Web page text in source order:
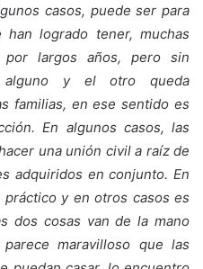
casos, puede ser para
logrado tener, muchas
por largos años, pero sin
y el otro queda
familias, en ese sentido es
En algunos casos, las
una unión civil a raíz de
adquiridos en conjunto. En
y en otros casos es
dos cosas van de la mano
maravilloso que las